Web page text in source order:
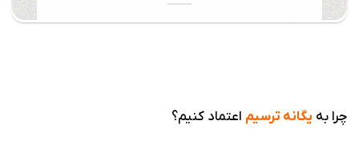
چرا به یگانه ترسیم اعتماد کنیم؟